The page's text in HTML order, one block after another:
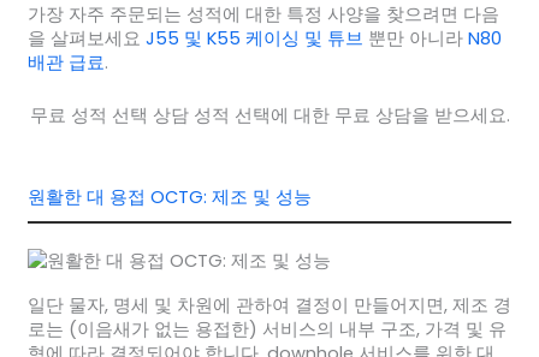
가장 자주 주문되는 성적에 대한 특정 사양을 찾으려면 다음
을 살펴보세요 J55 및 K55 케이싱 및 튜브 뿐만 아니라 N80
배관 급료.
무료 성적 선택 상담 성적 선택에 대한 무료 상담을 받으세요.
원활한 대 용접 OCTG: 제조 및 성능
일단 물자, 명세 및 차원에 관하여 결정이 만들어지면, 제조 경
로는 (이음새가 없는 용접한) 서비스의 내부 구조, 가격 및 유